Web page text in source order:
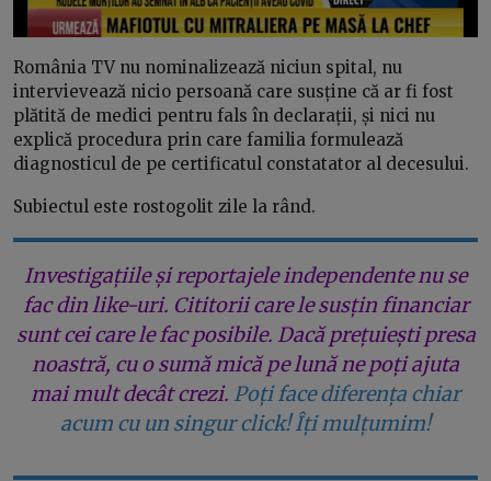
România TV nu nominalizează niciun spital, nu
intervievează nicio persoană care susține că ar fi fost
plătită de medici pentru fals în declarații, și nici nu
explică procedura prin care familia formulează
diagnosticul de pe certificatul constatator al decesului.
Subiectul este rostogolit zile la rând.
Investigațiile și reportajele independente nu se
fac din like-uri. Cititorii care le susțin financiar
sunt cei care le fac posibile. Dacă prețuiești presa
noastră, cu o sumă mică pe lună ne poți ajuta
mai mult decât crezi. Poți face diferența chiar
acum cu un singur click! Îți mulțumim!